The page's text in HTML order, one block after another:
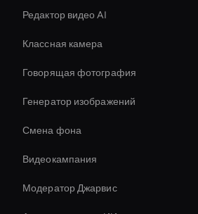
Редактор видео AI
Классная камера
Говорящая фотография
Генератор изображений
Смена фона
Видеокампания
Модератор Джарвис